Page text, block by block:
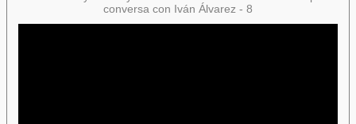
conversa con Iván Álvarez - 8